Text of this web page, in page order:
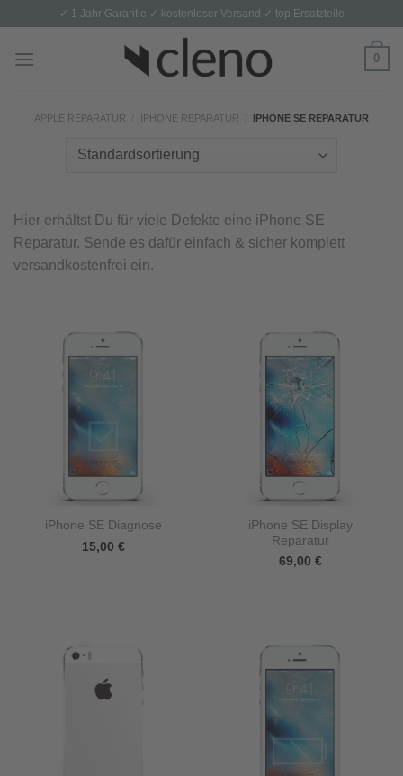
content
✓ 1 Jahr Garantie ✓ kostenloser Versand ✓ top Ersatzteile
0
APPLE REPARATUR IPHONE REPARATUR IPHONE SE REPARATUR
Hier erhältst Du für viele Defekte eine iPhone SE
Reparatur. Sende es dafür einfach & sicher komplett
versandkostenfrei ein.
iPhone SE Diagnose
15,00 €
iPhone SE Display
Reparatur
69,00 €